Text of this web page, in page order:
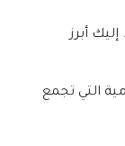
أبرز
التي تجمع